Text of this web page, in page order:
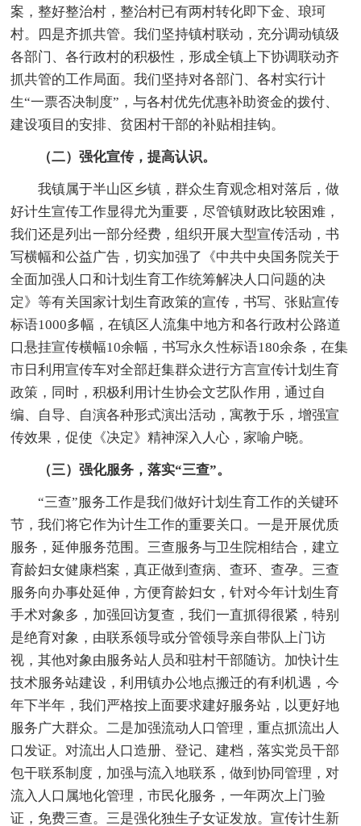
案，整好整治村，整治村已有两村转化即下金、琅珂
村。四是齐抓共管。我们坚持镇村联动，充分调动镇级
各部门、各行政村的积极性，形成全镇上下协调联动齐
抓共管的工作局面。我们坚持对各部门、各村实行计
生“一票否决制度”，与各村优先优惠补助资金的拨付、
建设项目的安排、贫困村干部的补贴相挂钩。
（二）强化宣传，提高认识。
我镇属于半山区乡镇，群众生育观念相对落后，做
好计生宣传工作显得尤为重要，尽管镇财政比较困难，
我们还是列出一部分经费，组织开展大型宣传活动，书
写横幅和公益广告，切实加强了《中共中央国务院关于
全面加强人口和计划生育工作统筹解决人口问题的决
定》等有关国家计划生育政策的宣传，书写、张贴宣传
标语1000多幅，在镇区人流集中地方和各行政村公路道
口悬挂宣传横幅10余幅，书写永久性标语180余条，在集
市日利用宣传车对全部赶集群众进行方言宣传计划生育
政策，同时，积极利用计生协会文艺队作用，通过自
编、自导、自演各种形式演出活动，寓教于乐，增强宣
传效果，促使《决定》精神深入人心，家喻户晓。
（三）强化服务，落实“三查”。
“三查”服务工作是我们做好计划生育工作的关键环
节，我们将它作为计生工作的重要关口。一是开展优质
服务，延伸服务范围。三查服务与卫生院相结合，建立
育龄妇女健康档案，真正做到查病、查环、查孕。三查
服务向办事处延伸，方便育龄妇女，针对今年计划生育
手术对象多，加强回访复查，我们一直抓得很紧，特别
是绝育对象，由联系领导或分管领导亲自带队上门访
视，其他对象由服务站人员和驻村干部随访。加快计生
技术服务站建设，利用镇办公地点搬迁的有利机遇，今
年下半年，我们严格按上面要求建好服务站，以更好地
服务广大群众。二是加强流动人口管理，重点抓流出人
口发证。对流出人口造册、登记、建档，落实党员干部
包干联系制度，加强与流入地联系，做到协同管理，对
流入人口属地化管理，市民化服务，一年两次上门验
证，免费三查。三是强化独生子女证发放。宣传计生新